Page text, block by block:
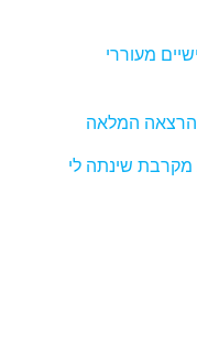
מעוררי
המלאה
מקרבת שינתה לי